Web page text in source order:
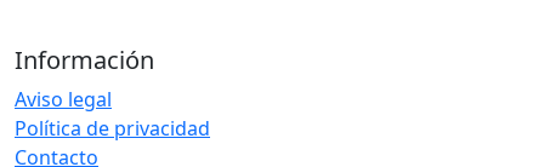
Información
Aviso legal
Política de privacidad
Contacto